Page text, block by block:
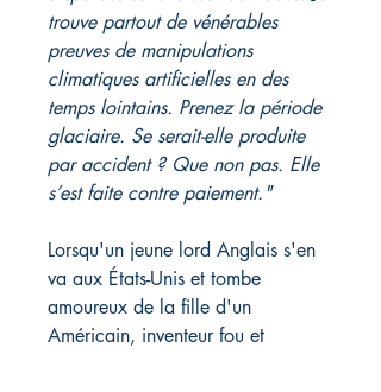
trouve partout de vénérables
preuves de manipulations
climatiques artificielles en des
temps lointains. Prenez la période
glaciaire. Se serait-elle produite
par accident ? Que non pas. Elle
s’est faite contre paiement."
Lorsqu'un jeune lord Anglais s'en
va aux États-Unis et tombe
amoureux de la fille d'un
Américain, inventeur fou et